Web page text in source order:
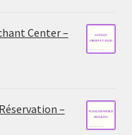
Center –
–